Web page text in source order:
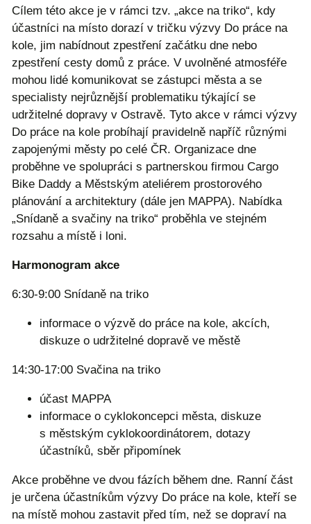
Cílem této akce je v rámci tzv. „akce na triko“, kdy
účastníci na místo dorazí v tričku výzvy Do práce na
kole, jim nabídnout zpestření začátku dne nebo
zpestření cesty domů z práce. V uvolněné atmosféře
mohou lidé komunikovat se zástupci města a se
specialisty nejrůznější problematiku týkající se
udržitelné dopravy v Ostravě. Tyto akce v rámci výzvy
Do práce na kole probíhají pravidelně napříč různými
zapojenými městy po celé ČR. Organizace dne
proběhne ve spolupráci s partnerskou firmou Cargo
Bike Daddy a Městským ateliérem prostorového
plánování a architektury (dále jen MAPPA). Nabídka
„Snídaně a svačiny na triko“ proběhla ve stejném
rozsahu a místě i loni.
Harmonogram akce
6:30-9:00 Snídaně na triko
informace o výzvě do práce na kole, akcích,
diskuze o udržitelné dopravě ve městě
14:30-17:00 Svačina na triko
účast MAPPA
informace o cyklokoncepci města, diskuze
s městským cyklokoordinátorem, dotazy
účastníků, sběr připomínek
Akce proběhne ve dvou fázích během dne. Ranní část
je určena účastníkům výzvy Do práce na kole, kteří se
na místě mohou zastavit před tím, než se dopraví na